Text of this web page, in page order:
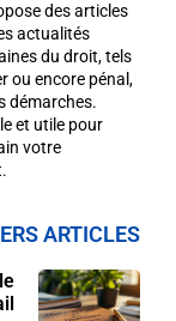
des articles
actualités
du droit, tels
ou encore pénal,
démarches.
et utile pour
votre
ARTICLES